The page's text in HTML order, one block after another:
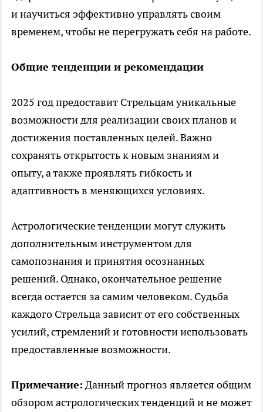
и научиться эффективно управлять своим
временем, чтобы не перегружать себя на работе.
Общие тенденции и рекомендации
2025 год предоставит Стрельцам уникальные
возможности для реализации своих планов и
достижения поставленных целей. Важно
сохранять открытость к новым знаниям и
опыту, а также проявлять гибкость и
адаптивность в меняющихся условиях.
Астрологические тенденции могут служить
дополнительным инструментом для
самопознания и принятия осознанных
решений. Однако, окончательное решение
всегда остается за самим человеком. Судьба
каждого Стрельца зависит от его собственных
усилий, стремлений и готовности использовать
предоставленные возможности.
Примечание: Данный прогноз является общим
обзором астрологических тенденций и не может